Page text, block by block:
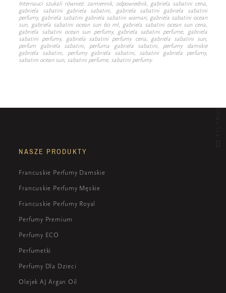
Internauci szukali również: zamiennik, odpowiednik, gabriela sabatini cena,
gabriela sabatini gabriela sabatini, gabriela sabatini gabriela sabatini
perfumy, gabriela sabatini gabriela sabatini woman, gabriela sabatini ocean
sun, gabriela sabatini ocean sun 60 ml, gabriela sabatini ocean sun cena,
gabriela sabatini ocean sun perfumy, gabriela sabatini perfume, gabriela
sabatini perfumy, gabriela sabatini perfumy cena, gabriela sabatini sun,
perfum gabriela sabatini, perfuma gabriela sabatini, perfumy damskie
gabriela sabatini, perfumy gabriela sabatini, sabatini gabriela perfumy,
sabatini ocean sun, sabatini perfume, sabatini perfumy.
NASZE PRODUKTY
Francuskie Perfumy Damskie
Francuskie Perfumy Męskie
Francuskie Perfumy Royal
Perfumy Premium
Perfumy ECO
Perfumetki
Perfumy Dla Dzieci
Olejek AJ Argan Oil